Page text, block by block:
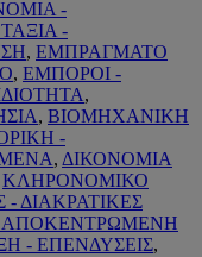
-
-
, ΕΜΠΡΑΓΜΑΤΟ
, ΕΜΠΟΡΟΙ -
,
, ΒΙΟΜΗΧΑΝΙΚΗ
-
, ΔΙΚΟΝΟΜΙΑ
ΚΛΗΡΟΝΟΜΙΚΟ
- ΔΙΑΚΡΑΤΙΚΕΣ
ΑΠΟΚΕΝΤΡΩΜΕΝΗ
- ΕΠΕΝΔΥΣΕΙΣ,